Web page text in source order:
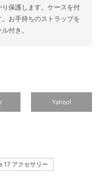
保護します。ケースを付
お手持ちのストラップを
付き。
Yahoo!
17 アクセサリー